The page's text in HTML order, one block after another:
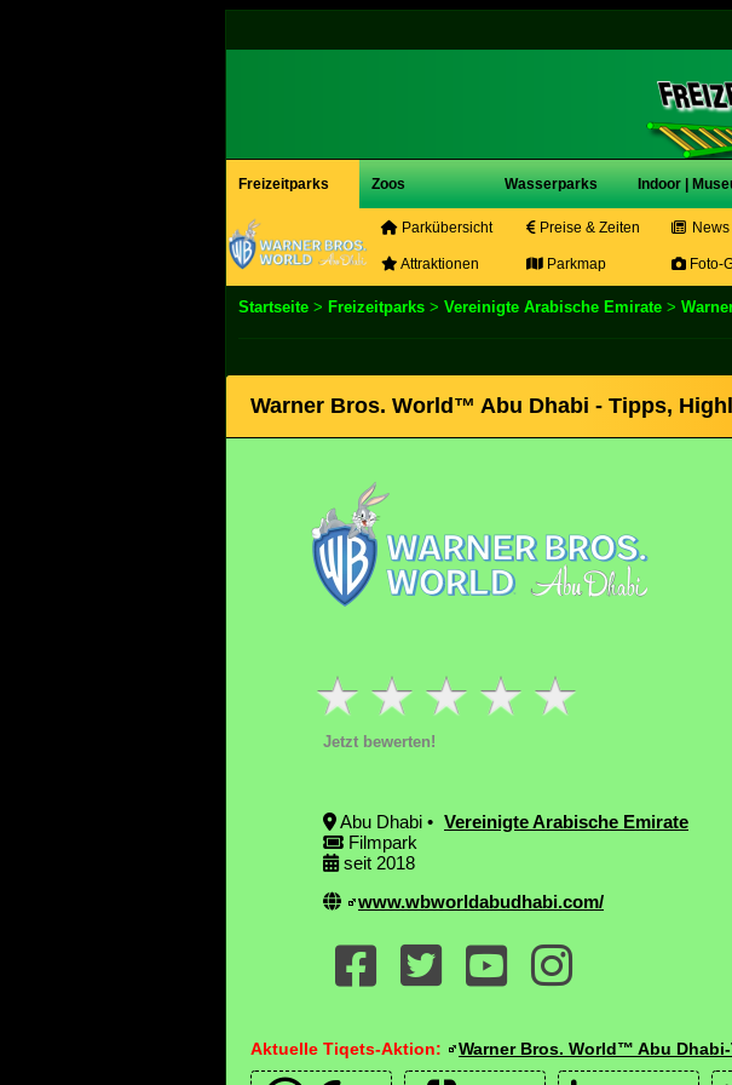
Freizeitparks Zoos Wasserparks Indoor |
Parkübersicht Preise & Zeiten News
Attraktionen Parkmap Foto-
Startseite > Freizeitparks > Vereinigte Arabische Emirate >
Warner Bros. World™ Abu Dhabi - Tipps,
Jetzt bewerten!
Abu Dhabi • Vereinigte Arabische Emirate
Filmpark
seit 2018
www.wbworldabudhabi.com/
Aktuelle Tiqets-Aktion: Warner Bros. World™ Abu